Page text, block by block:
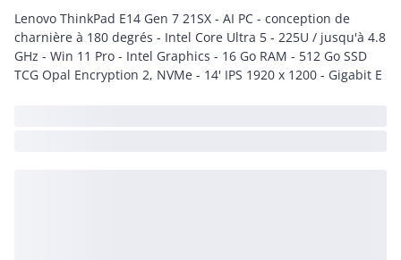
Lenovo ThinkPad E14 Gen 7 21SX - AI PC - conception de
charnière à 180 degrés - Intel Core Ultra 5 - 225U / jusqu'à 4.8
GHz - Win 11 Pro - Intel Graphics - 16 Go RAM - 512 Go SSD
TCG Opal Encryption 2, NVMe - 14' IPS 1920 x 1200 - Gigabit E